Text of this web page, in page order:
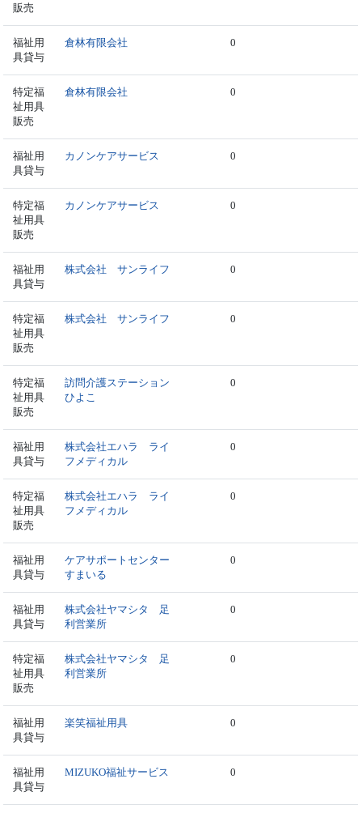
販売
福祉用
具貸与
倉林有限会社 0
特定福
祉用具
販売
倉林有限会社 0
福祉用
具貸与
カノンケアサービス 0
特定福
祉用具
販売
カノンケアサービス 0
福祉用
具貸与
株式会社 サンライフ 0
特定福
祉用具
販売
株式会社 サンライフ 0
特定福
祉用具
販売
訪問介護ステーション
ひよこ
0
福祉用
具貸与
株式会社エハラ ライ
フメディカル
0
特定福
祉用具
販売
株式会社エハラ ライ
フメディカル
0
福祉用
具貸与
ケアサポートセンター
すまいる
0
福祉用
具貸与
株式会社ヤマシタ 足
利営業所
0
特定福
祉用具
販売
株式会社ヤマシタ 足
利営業所
0
福祉用
具貸与
楽笑福祉用具 0
福祉用
具貸与
MIZUKO福祉サービス 0